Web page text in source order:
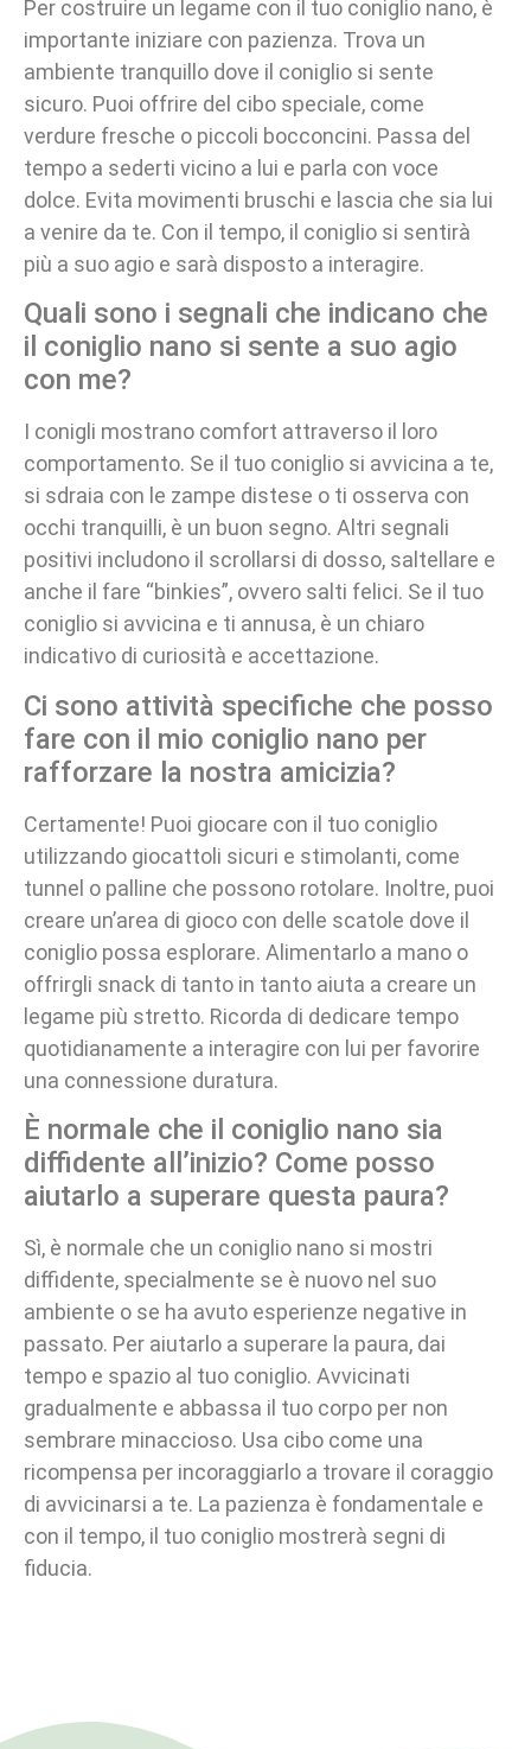
Per costruire un legame con il tuo coniglio nano, è
importante iniziare con pazienza. Trova un
ambiente tranquillo dove il coniglio si sente
sicuro. Puoi offrire del cibo speciale, come
verdure fresche o piccoli bocconcini. Passa del
tempo a sederti vicino a lui e parla con voce
dolce. Evita movimenti bruschi e lascia che sia lui
a venire da te. Con il tempo, il coniglio si sentirà
più a suo agio e sarà disposto a interagire.
Quali sono i segnali che indicano che
il coniglio nano si sente a suo agio
con me?
I conigli mostrano comfort attraverso il loro
comportamento. Se il tuo coniglio si avvicina a te,
si sdraia con le zampe distese o ti osserva con
occhi tranquilli, è un buon segno. Altri segnali
positivi includono il scrollarsi di dosso, saltellare e
anche il fare “binkies”, ovvero salti felici. Se il tuo
coniglio si avvicina e ti annusa, è un chiaro
indicativo di curiosità e accettazione.
Ci sono attività specifiche che posso
fare con il mio coniglio nano per
rafforzare la nostra amicizia?
Certamente! Puoi giocare con il tuo coniglio
utilizzando giocattoli sicuri e stimolanti, come
tunnel o palline che possono rotolare. Inoltre, puoi
creare un’area di gioco con delle scatole dove il
coniglio possa esplorare. Alimentarlo a mano o
offrirgli snack di tanto in tanto aiuta a creare un
legame più stretto. Ricorda di dedicare tempo
quotidianamente a interagire con lui per favorire
una connessione duratura.
È normale che il coniglio nano sia
diffidente all’inizio? Come posso
aiutarlo a superare questa paura?
Sì, è normale che un coniglio nano si mostri
diffidente, specialmente se è nuovo nel suo
ambiente o se ha avuto esperienze negative in
passato. Per aiutarlo a superare la paura, dai
tempo e spazio al tuo coniglio. Avvicinati
gradualmente e abbassa il tuo corpo per non
sembrare minaccioso. Usa cibo come una
ricompensa per incoraggiarlo a trovare il coraggio
di avvicinarsi a te. La pazienza è fondamentale e
con il tempo, il tuo coniglio mostrerà segni di
fiducia.